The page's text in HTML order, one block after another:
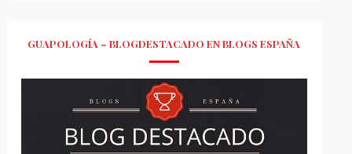
GUAPOLOGÍA – BLOGDESTACADO EN BLOGS ESPAÑA